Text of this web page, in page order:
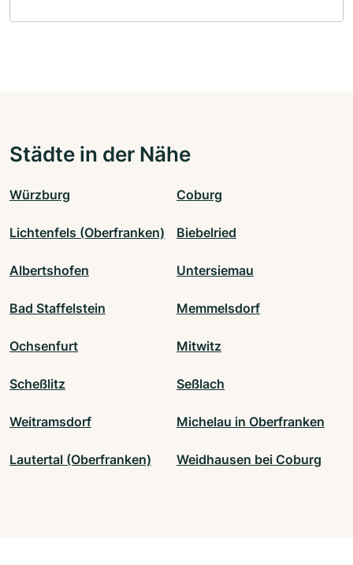
Städte in der Nähe
Würzburg Coburg
Lichtenfels (Oberfranken) Biebelried
Albertshofen Untersiemau
Bad Staffelstein Memmelsdorf
Ochsenfurt Mitwitz
Scheßlitz Seßlach
Weitramsdorf Michelau in Oberfranken
Lautertal (Oberfranken) Weidhausen bei Coburg